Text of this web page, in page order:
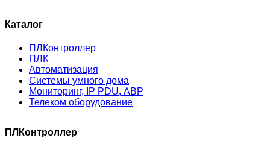
Каталог
ПЛКонтроллер
ПЛК
Автоматизация
Системы умного дома
Мониторинг, IP PDU, АВР
Телеком оборудование
ПЛКонтроллер